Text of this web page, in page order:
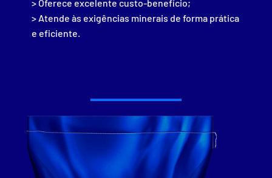
> Oferece excelente custo-benefício;
> Atende às exigências minerais de forma prática
e eficiente.